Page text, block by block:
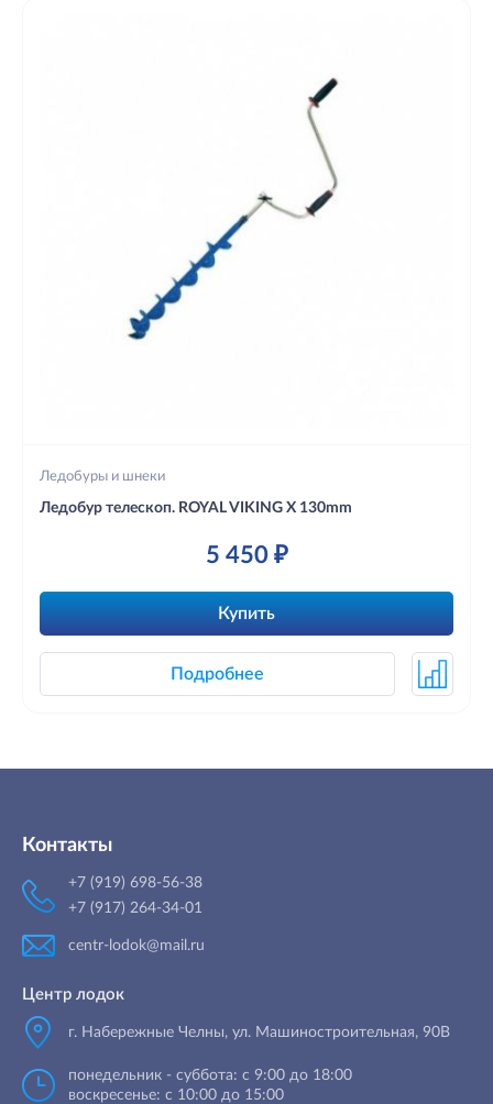
Ледобуры и шнеки
Ледобур телескоп. ROYAL VIKING X 130mm
5 450 ₽
Купить
Подробнее
Контакты
+7 (919) 698-56-38
+7 (917) 264-34-01
centr-lodok@mail.ru
Центр лодок
г. Набережные Челны, ул. Машиностроительная, 90B
понедельник - суббота: с 9:00 до 18:00
воскресенье: с 10:00 до 15:00